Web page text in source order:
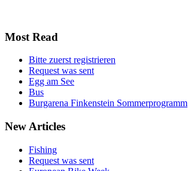
Most Read
Bitte zuerst registrieren
Request was sent
Egg am See
Bus
Burgarena Finkenstein Sommerprogramm
New Articles
Fishing
Request was sent